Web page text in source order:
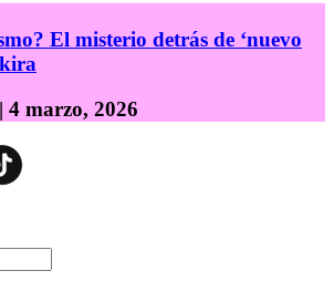
El misterio detrás de ‘nuevo
| 4 marzo, 2026